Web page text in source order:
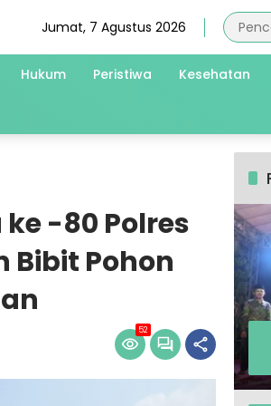
Jumat, 7 Agustus 2026
Hukum Peristiwa Kesehatan
-80 Polres
Bibit Pohon
52